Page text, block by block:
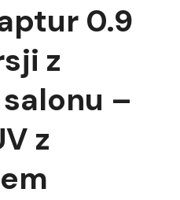
0.9
z
–
z